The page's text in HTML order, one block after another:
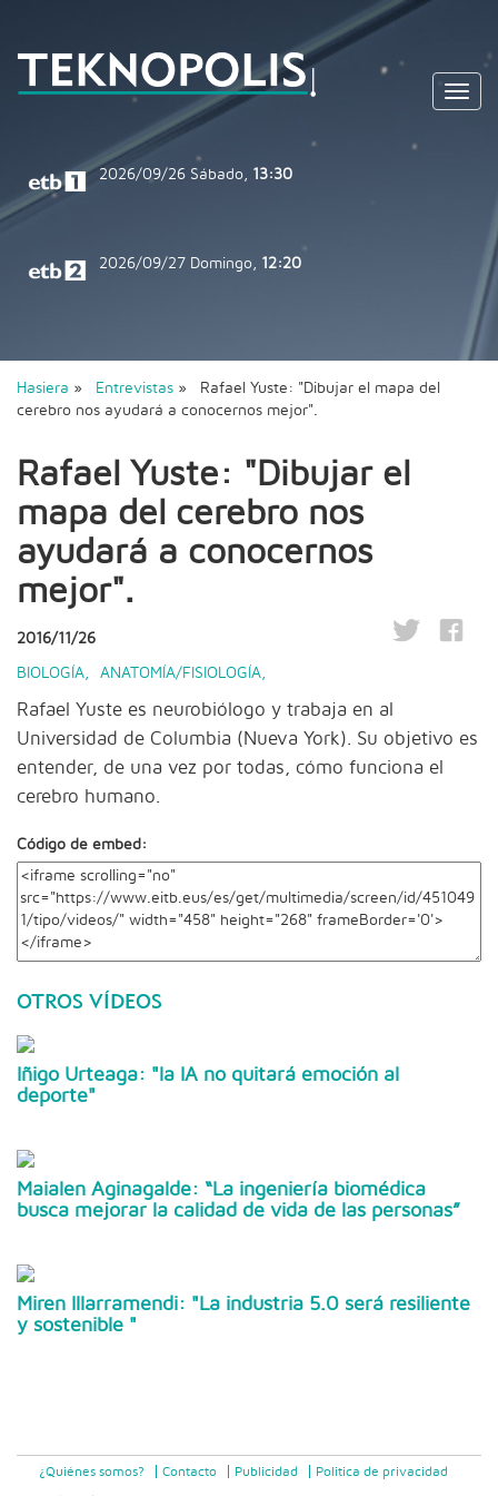
2026/09/26 Sábado, 13:30
2026/09/27 Domingo, 12:20
Hasiera » Entrevistas » Rafael Yuste: "Dibujar el mapa del
cerebro nos ayudará a conocernos mejor".
Rafael Yuste: "Dibujar el
mapa del cerebro nos
ayudará a conocernos
mejor".
2016/11/26
BIOLOGÍA ANATOMÍA/FISIOLOGÍA
Rafael Yuste es neurobiólogo y trabaja en al
Universidad de Columbia (Nueva York). Su objetivo es
entender, de una vez por todas, cómo funciona el
cerebro humano.
Código de embed:
OTROS VÍDEOS
Iñigo Urteaga: "la IA no quitará emoción al
deporte"
Maialen Aginagalde: “La ingeniería biomédica
busca mejorar la calidad de vida de las personas”
Miren Illarramendi: "La industria 5.0 será resiliente
y sostenible "
¿Quiénes somos? Contacto Publicidad Politica de privacidad